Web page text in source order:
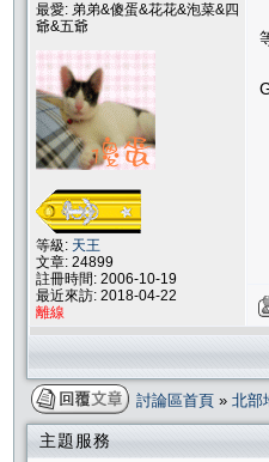
最愛: 弟弟&傻蛋&花花&泡菜&四
爺&五爺
等級: 天王
文章: 24899
註冊時間: 2006-10-19
最近來訪: 2018-04-22
離線
討論區首頁 » 北部
主題服務